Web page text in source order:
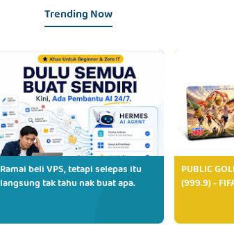
Trending Now
Ramai beli VPS, tetapi selepas itu
langsung tak tahu nak buat apa.
PUBLIC
(999.9) -